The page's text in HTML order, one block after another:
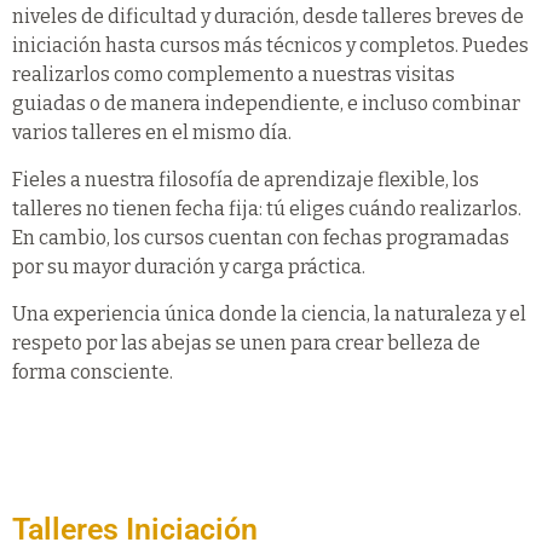
niveles de dificultad y duración, desde talleres breves de
iniciación hasta cursos más técnicos y completos. Puedes
realizarlos como complemento a nuestras visitas
guiadas o de manera independiente, e incluso combinar
varios talleres en el mismo día.
Fieles a nuestra filosofía de aprendizaje flexible, los
talleres no tienen fecha fija: tú eliges cuándo realizarlos.
En cambio, los cursos cuentan con fechas programadas
por su mayor duración y carga práctica.
Una experiencia única donde la ciencia, la naturaleza y el
respeto por las abejas se unen para crear belleza de
forma consciente.
Talleres Iniciación